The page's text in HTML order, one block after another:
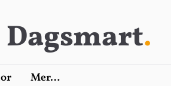
Dagsmart.
Mer…